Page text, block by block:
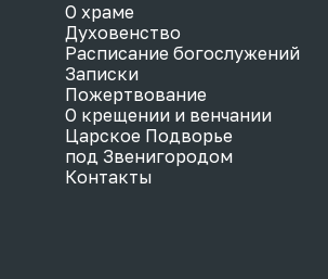
О храме
Духовенство
Расписание богослужений
Записки
Пожертвование
О крещении и венчании
Царское Подворье
под Звенигородом
Контакты